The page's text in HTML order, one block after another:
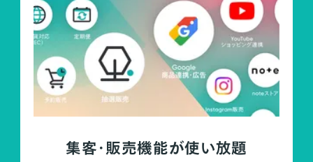
集客・販売機能が使い放題